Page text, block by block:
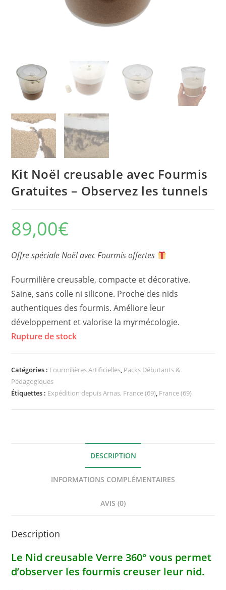
Kit Noël creusable avec Fourmis
Gratuites – Observez les tunnels
89,00€
Offre spéciale Noël avec Fourmis offertes
Fourmilière creusable, compacte et décorative.
Saine, sans colle ni silicone. Proche des nids
authentiques des fourmis. Améliore leur
développement et valorise la myrmécologie.
Rupture de stock
Catégories : Fourmilières Artificielles, Packs Débutants &
Pédagogiques
Étiquettes : Expédition depuis Arnas, France (69), France (69)
DESCRIPTION
INFORMATIONS COMPLÉMENTAIRES
AVIS (0)
Description
Le Nid creusable Verre 360° vous permet
d’observer les fourmis creuser leur nid.